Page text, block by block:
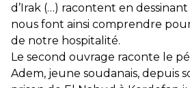
d’Irak (…) racontent en
nous font ainsi comprendre
de notre hospitalité.
Le second ouvrage raconte le
Adem, jeune soudanais, depuis